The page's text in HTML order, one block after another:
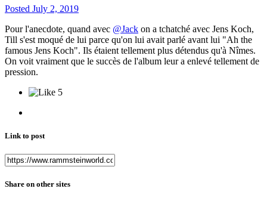
Posted July 2, 2019
Pour l'anecdote, quand avec @Jack on a tchatché avec Jens Koch,
Till s'est moqué de lui parce qu'on lui avait parlé avant lui "Ah the
famous Jens Koch". Ils étaient tellement plus détendus qu'à Nîmes.
On voit vraiment que le succès de l'album leur a enlevé tellement de
pression.
5
Link to post
Share on other sites